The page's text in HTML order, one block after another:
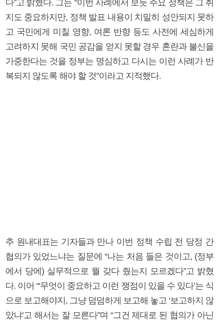
다”고 밝혔다. 그는 “이번 사례에서 보듯 주요 정책은 그 취
지도 중요하지만, 정책 발표 내용이 치밀히 성안되지 못하
고 국민에게 미칠 영향, 여론 반향 등도 사전에 세심하게
고려하지 못해 국민 공감을 얻지 못할 경우 혼란과 불신을
가중한다는 것을 정부는 명심하고 다시는 이런 사례가 반
복되지 않도록 해야 할 것”이라고 지적했다.
추 원내대표는 기자들과 만나 이번 정책 수립 전 당정 간
협의가 있었느냐는 질문에 “나는 처음 들은 것이고, (정부
에서 당에) 실무적으로 뭘 갖다 줬는지 모르겠다”고 밝혔
다. 이어 “‘무엇이 중요하고 이런 쟁점이 있을 수 있다’는 식
으로 보고해야지, 그냥 덤덤하게 보고해 놓고 ‘보고하지 않
았냐’고 해서는 잘 모른다”며 “그건 제대로 된 협의가 아닌